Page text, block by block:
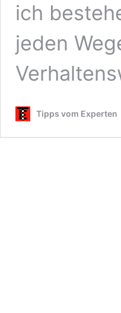
ich
jeden
Tipps vom Experten